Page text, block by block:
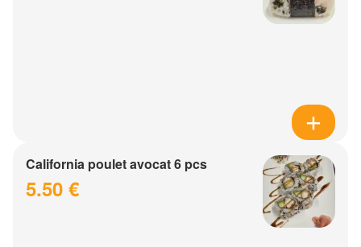
California poulet avocat 6 pcs
5.50 €